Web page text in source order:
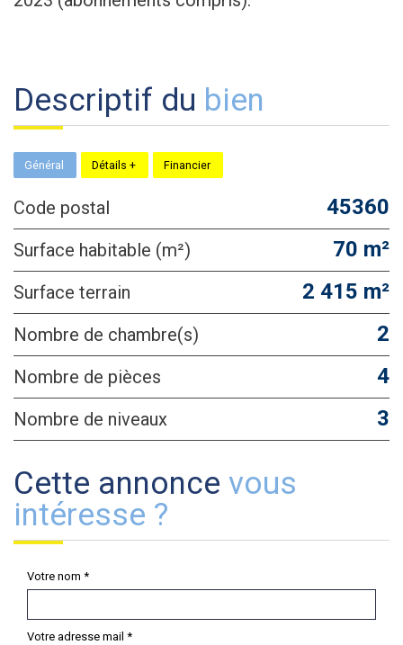
descriptif du bien
Général Détails + Financier
Code postal 45360
Surface habitable (m²) 70 m²
surface terrain 2 415 m²
Nombre de chambre(s) 2
Nombre de pièces 4
Nombre de niveaux 3
cette annonce vous
intéresse ?
Votre nom *
Votre adresse mail *